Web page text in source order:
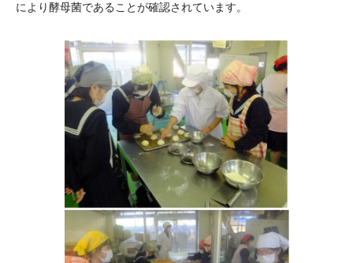
により酵母菌であることが確認されています。